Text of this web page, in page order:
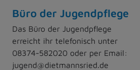
Büro der Jugendpflege
Das Büro der Jugendpflege
erreicht ihr telefonisch unter
08374-582020 oder per Email:
jugend@dietmannsried.de